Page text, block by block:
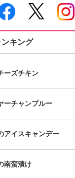
キング
ーズチキン
ーチャンプルー
アイスキャンデー
南蛮漬け